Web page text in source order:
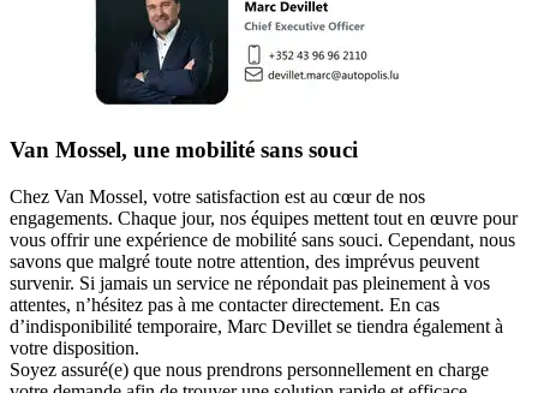
Van Mossel, une mobilité sans souci
Chez Van Mossel, votre satisfaction est au cœur de nos
engagements. Chaque jour, nos équipes mettent tout en œuvre pour
vous offrir une expérience de mobilité sans souci. Cependant, nous
savons que malgré toute notre attention, des imprévus peuvent
survenir. Si jamais un service ne répondait pas pleinement à vos
attentes, n’hésitez pas à me contacter directement. En cas
d’indisponibilité temporaire, Marc Devillet se tiendra également à
votre disposition.
Soyez assuré(e) que nous prendrons personnellement en charge